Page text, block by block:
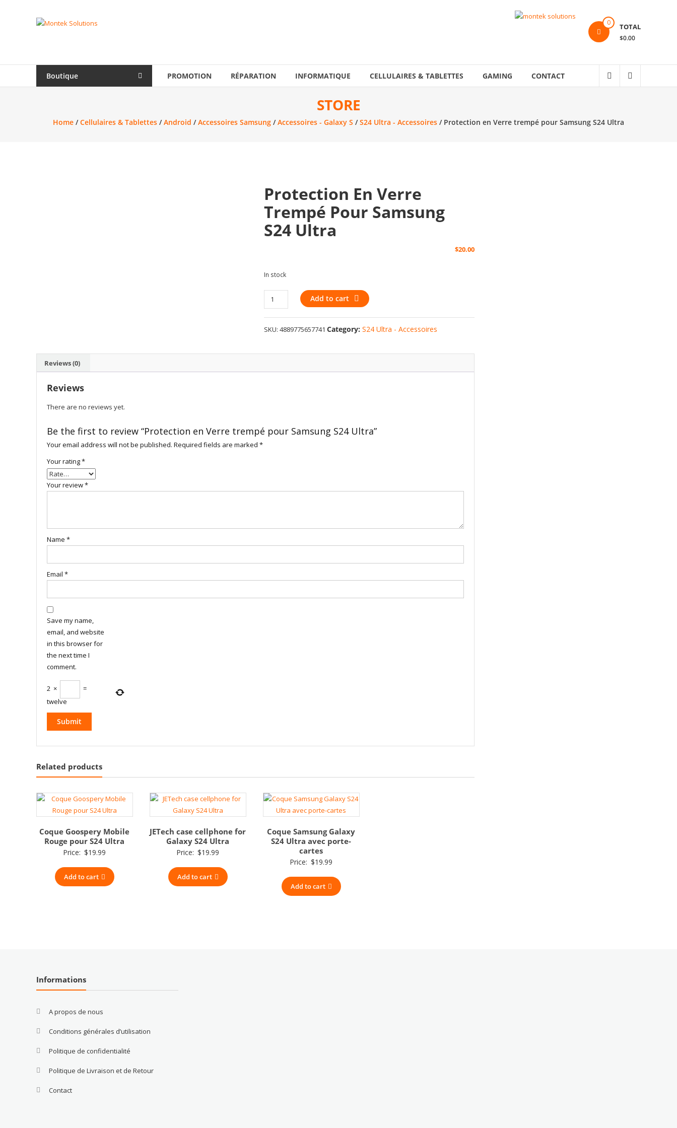
Montek
vente
cellulaire
0 TOTAL
$0.00
Boutique PROMOTION RÉPARATION INFORMATIQUE CELLULAIRES & TABLETTES GAMING CONTACT
STORE
Home /Cellulaires & Tablettes /Android /Accessoires Samsung /Accessoires - Galaxy S /S24 Ultra - Accessoires / Protection en Verre trempé pour Samsung S24 Ultra
Protection En Verre
Trempé Pour Samsung
S24 Ultra
$20.00
In stock
Protection
en
Verre
trempé
Samsung
Add to cart
SKU:4889775657741 Category:S24 Ultra - Accessoires
Reviews (0)
Reviews
There are no reviews yet.
Be the first to review “Protection en Verre trempé pour Samsung S24 Ultra”
Your email address will not be published. Required fields are marked *
Your rating*
Your review*
Name *
Email *
Save my name,
email, and website
in this browser for
the next time I
comment.
2 ×
=
twelve
Related products
Coque Goospery Mobile
Rouge pour S24 Ultra
Price: $19.99
Add to cart
JETech case cellphone for
Galaxy S24 Ultra
Price: $19.99
Add to cart
Coque Samsung Galaxy
S24 Ultra avec porte-
cartes
Price: $19.99
Add to cart
Informations
A propos de nous
Conditions générales d’utilisation
Politique de confidentialité
Politique de Livraison et de Retour
Contact